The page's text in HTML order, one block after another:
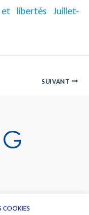
libertés Juillet-
SUIVANT
COOKIES